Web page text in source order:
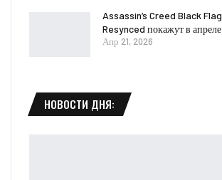
Assassin’s Creed Black Flag
Resynced покажут в апреле
Апр 21, 2026
НОВОСТИ ДНЯ: